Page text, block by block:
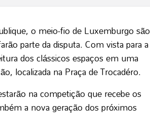
o meio-fio de Luxemburgo são
parte da disputa. Com vista para a
dos clássicos espaços em uma
localizada na Praça de Trocadéro.
na competição que recebe os
a nova geração dos próximos